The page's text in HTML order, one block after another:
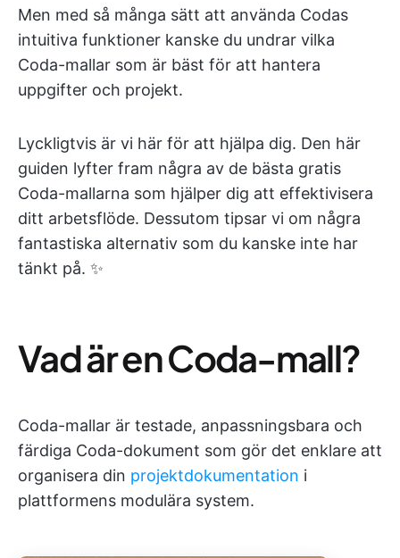
Men med så många sätt att använda Codas
intuitiva funktioner kanske du undrar vilka
Coda-mallar som är bäst för att hantera
uppgifter och projekt.
Lyckligtvis är vi här för att hjälpa dig. Den här
guiden lyfter fram några av de bästa gratis
Coda-mallarna som hjälper dig att effektivisera
ditt arbetsflöde. Dessutom tipsar vi om några
fantastiska alternativ som du kanske inte har
tänkt på. ✨
Vad är en Coda-mall?
Coda-mallar är testade, anpassningsbara och
färdiga Coda-dokument som gör det enklare att
organisera din projektdokumentation i
plattformens modulära system.